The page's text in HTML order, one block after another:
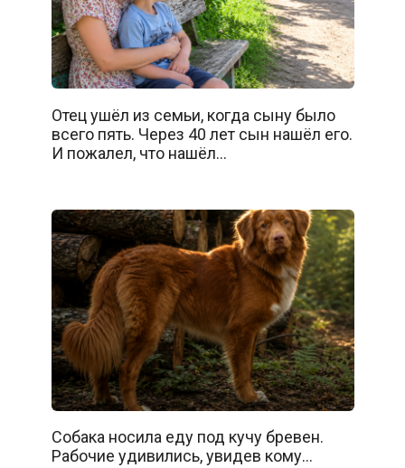
Отец ушёл из семьи, когда сыну было
всего пять. Через 40 лет сын нашёл его.
И пожалел, что нашёл…
Собака носила еду под кучу бревен.
Рабочие удивились, увидев кому…